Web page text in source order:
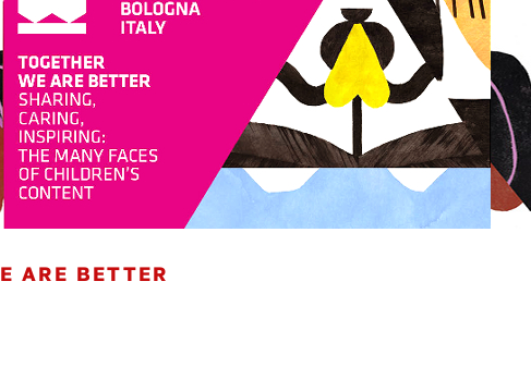
ARE BETTER